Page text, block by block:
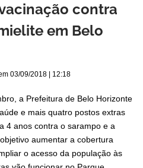
contra
em Belo
03/09/2018 | 12:18
a Prefeitura de Belo Horizonte
e mais quatro postos extras
4 anos contra o sarampo e a
aumentar a cobertura
o acesso da população às